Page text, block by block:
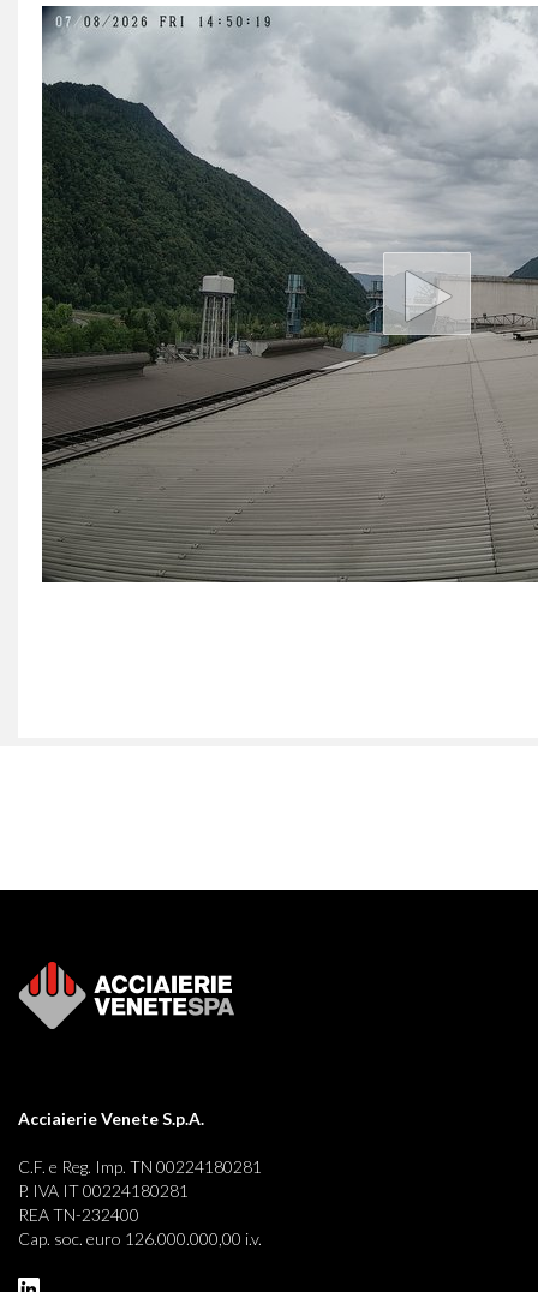
Acciaierie Venete S.p.A.
C.F. e Reg. Imp. TN 00224180281
P. IVA IT 00224180281
REA TN-232400
Cap. soc. euro 126.000.000,00 i.v.